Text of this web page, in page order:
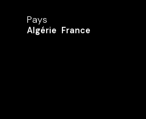
Pays
Algérie France